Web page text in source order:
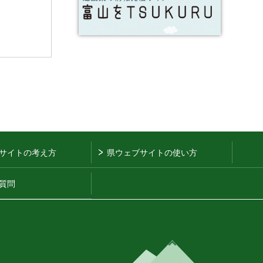
イトの考え方 県ウェブサイトの使い方
問